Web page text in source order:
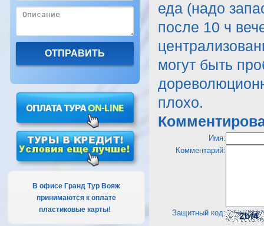
В офисе Гранд Тур Вояж
принимаются к оплате
пластиковые карты!
еда (надо
после 10 ч
могут быть
плохо.
Имя:
Комментарий:
Защитный код: